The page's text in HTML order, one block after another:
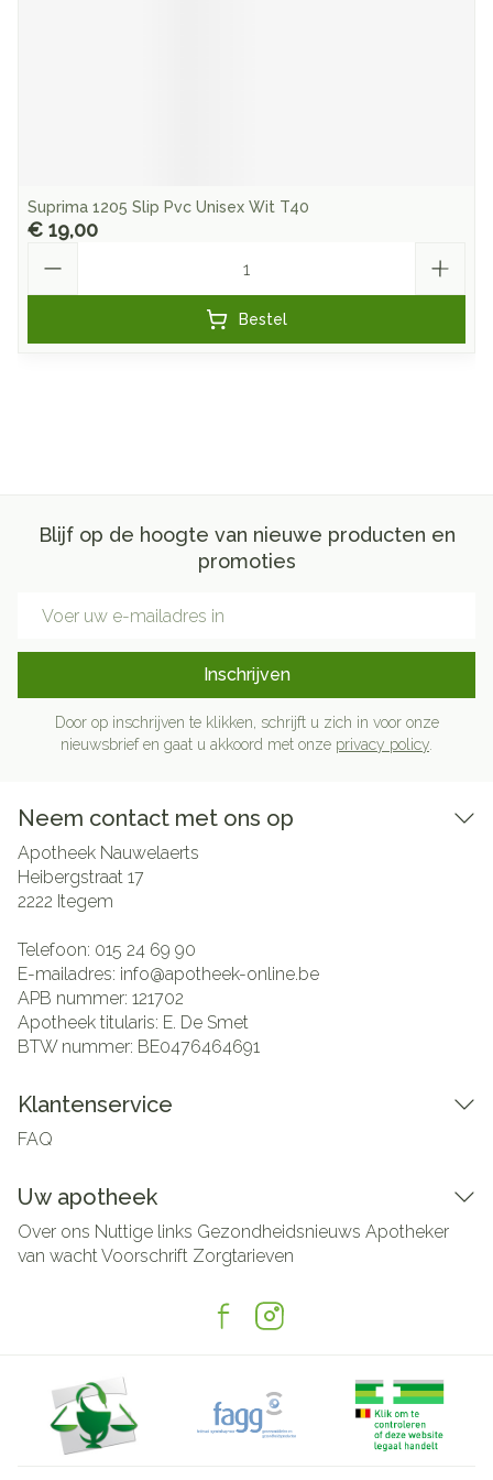
Suprima 1205 Slip Pvc Unisex Wit T40
€ 19,00
Bestel
Blijf op de hoogte van nieuwe producten en
promoties
Inschrijven
Door op inschrijven te klikken, schrijft u zich in voor onze
nieuwsbrief en gaat u akkoord met onze privacy policy
Neem contact met ons op
Apotheek Nauwelaerts
Heibergstraat 17
2222 Itegem
Telefoon: 015 24 69 90
E-mailadres: info@apotheek-online.be
APB nummer: 121702
Apotheek titularis: E. De Smet
BTW nummer: BE0476464691
Klantenservice
FAQ
Uw apotheek
Over ons Nuttige links Gezondheidsnieuws Apotheker
van wachtVoorschrift Zorgtarieven